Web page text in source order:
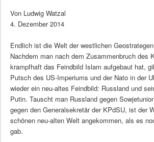
Von Ludwig Watzal
4. Dezember 2014
Endlich ist die Welt der westlichen
Nachdem man nach dem Zusammenbruch des
krampfhaft das Feindbild Islam aufgebaut hat,
Putsch des US-Imperiums und der Nato in der
wieder ein neu-altes Feindbild: Russland und
Putin. Tauscht man Russland gegen
gegen den Generalsekretär der KPdSU, ist der
schönen neu-alten Welt angekommen, als es
gab.